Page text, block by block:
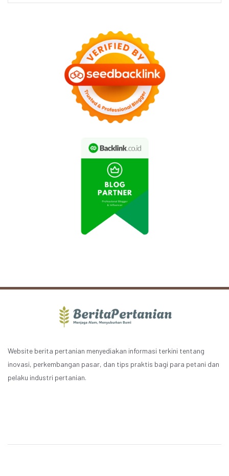
Website berita pertanian menyediakan informasi terkini tentang
inovasi, perkembangan pasar, dan tips praktis bagi para petani dan
pelaku industri pertanian.